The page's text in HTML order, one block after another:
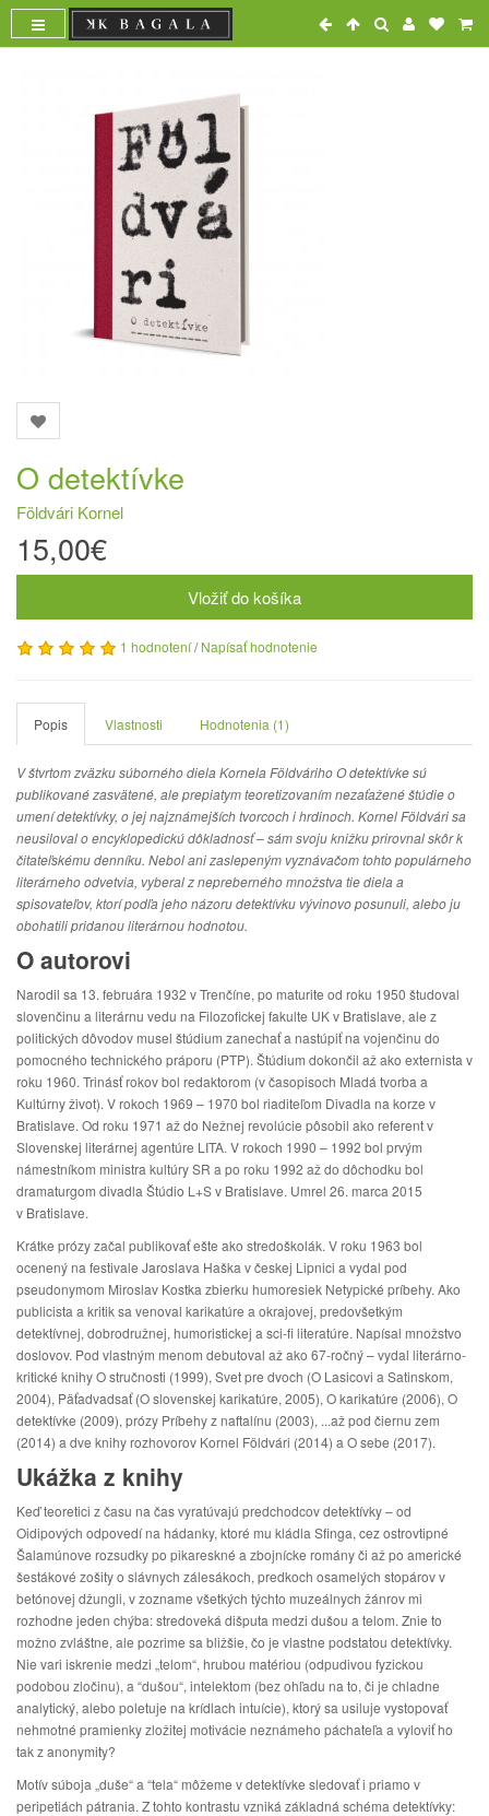
O detektívke
Földvári Kornel
15,00€
Vložiť do košíka
1 hodnotení/Napísať hodnotenie
Popis Vlastnosti Hodnotenia (1)
V štvrtom zväzku súborného diela Kornela Földváriho O detektívke sú
publikované zasvätené, ale prepiatym teoretizovaním nezaťažené štúdie o
umení detektívky, o jej najznámejších tvorcoch i hrdinoch. Kornel Földvári sa
neusiloval o encyklopedickú dôkladnosť – sám svoju knižku prirovnal skôr k
čitateľskému denníku. Nebol ani zaslepeným vyznávačom tohto populárneho
literárneho odvetvia, vyberal z nepreberného množstva tie diela a
spisovateľov, ktorí podľa jeho názoru detektívku vývinovo posunuli, alebo ju
obohatili pridanou literárnou hodnotou.
O autorovi
Narodil sa 13. februára 1932 v Trenčíne, po maturite od roku 1950 študoval
slovenčinu a literárnu vedu na Filozofickej fakulte UK v Bratislave, ale z
politických dôvodov musel štúdium zanechať a nastúpiť na vojenčinu do
pomocného technického práporu (PTP). Štúdium dokončil až ako externista v
roku 1960. Trinásť rokov bol redaktorom (v časopisoch Mladá tvorba a
Kultúrny život). V rokoch 1969 – 1970 bol riaditeľom Divadla na korze v
Bratislave. Od roku 1971 až do Nežnej revolúcie pôsobil ako referent v
Slovenskej literárnej agentúre LITA. V rokoch 1990 – 1992 bol prvým
námestníkom ministra kultúry SR a po roku 1992 až do dôchodku bol
dramaturgom divadla Štúdio L+S v Bratislave. Umrel 26. marca 2015
v Bratislave.
Krátke prózy začal publikovať ešte ako stredoškolák. V roku 1963 bol
ocenený na festivale Jaroslava Haška v českej Lipnici a vydal pod
pseudonymom Miroslav Kostka zbierku humoresiek Netypické príbehy. Ako
publicista a kritik sa venoval karikatúre a okrajovej, predovšetkým
detektívnej, dobrodružnej, humoristickej a sci-fi literatúre. Napísal množstvo
doslovov. Pod vlastným menom debutoval až ako 67-ročný – vydal literárno-
kritické knihy O stručnosti (1999), Svet pre dvoch (O Lasicovi a Satinskom,
2004), Päťadvadsať (O slovenskej karikatúre, 2005), O karikatúre (2006), O
detektívke (2009), prózy Príbehy z naftalínu (2003), ...až pod čiernu zem
(2014) a dve knihy rozhovorov Kornel Földvári (2014) a O sebe (2017).
Ukážka z knihy
Keď teoretici z času na čas vyratúvajú predchodcov detektívky – od
Oidipových odpovedí na hádanky, ktoré mu kládla Sfinga, cez ostrovtipné
Šalamúnove rozsudky po pikareskné a zbojnícke romány či až po americké
šestákové zošity o slávnych zálesákoch, predkoch osamelých stopárov v
betónovej džungli, v zozname všetkých týchto muzeálnych žánrov mi
rozhodne jeden chýba: stredoveká dišputa medzi dušou a telom. Znie to
možno zvláštne, ale pozrime sa bližšie, čo je vlastne podstatou detektívky.
Nie vari iskrenie medzi „telom“, hrubou matériou (odpudivou fyzickou
podobou zločinu), a “dušou“, intelektom (bez ohľadu na to, či je chladne
analytický, alebo poletuje na krídlach intuície), ktorý sa usiluje vystopovať
nehmotné pramienky zložitej motivácie neznámeho páchateľa a vyloviť ho
tak z anonymity?
Motív súboja „duše“ a “tela“ môžeme v detektívke sledovať i priamo v
peripetiách pátrania. Z tohto kontrastu vzniká základná schéma detektívky: